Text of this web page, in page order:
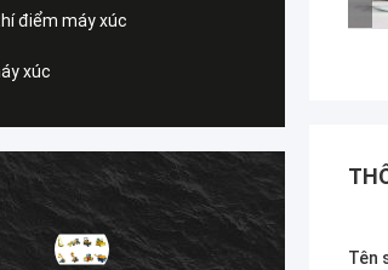
điểm máy xúc
xúc
Tên